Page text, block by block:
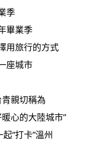
業季
旅行的方式
城市
親切稱為
心的大陸城市”
“打卡”溫州